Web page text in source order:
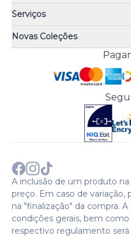
Quem somos
Quiz de fragrâncias
Trocas e Devoluções
Troque Fácil
Perguntas Frequentes
Política de Pagamento
Política de Entrega
Política de Privacidade
Comprar com CNPJ?
Sobre a COTY no mundo
Serviços
Atendimento
Meus Pedidos
Trabalhe Conosco
Preferências de Cookies
Novas Coleções
Cenoura & Bronze
A inclusão de um produto
preço. Em caso de variação,
na "finalização" da compra.
condições gerais, bem
respectivo regulamento